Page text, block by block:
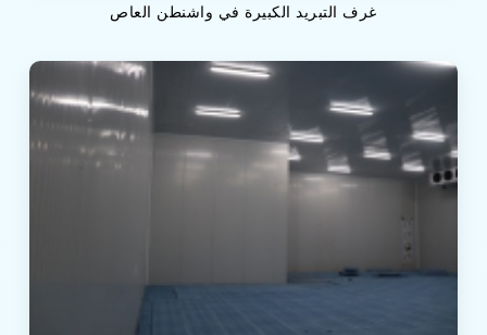
غرف التبريد الكبيرة في واشنطن العاص